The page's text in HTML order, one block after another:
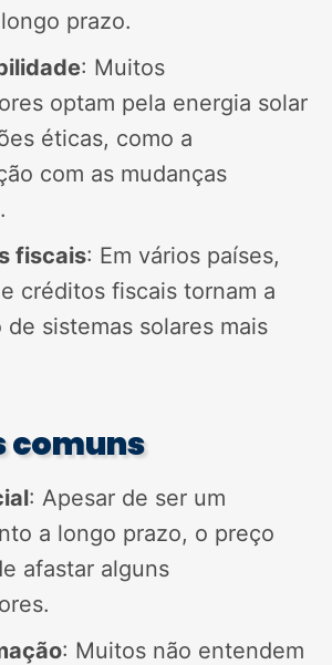
prazo.
: Muitos
optam pela energia solar
éticas, como a
com as mudanças
fiscais: Em vários países,
créditos fiscais tornam a
de sistemas solares mais
comuns
: Apesar de ser um
a longo prazo, o preço
afastar alguns
: Muitos não entendem